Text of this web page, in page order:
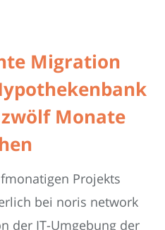
Migration
Monate
Projekts
bei noris network
der IT-Umgebung der